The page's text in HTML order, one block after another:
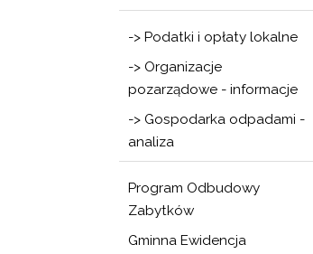
-> Podatki i opłaty lokalne
-> Organizacje
pozarządowe - informacje
-> Gospodarka odpadami -
analiza
Program Odbudowy
Zabytków
Gminna Ewidencja